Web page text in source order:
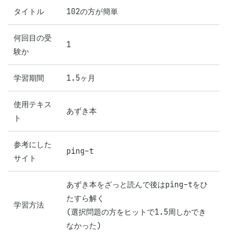
タイトル 102の方が簡単
何回目の受
験か
1
学習期間 1.5ヶ月
使用テキス
ト
あずき本
参考にした
サイト
ping-t
学習方法
あずき本をざっと読んで後はping-tをひ
たすら解く
(選択問題の方をヒットで1.5周しかでき
なかった)